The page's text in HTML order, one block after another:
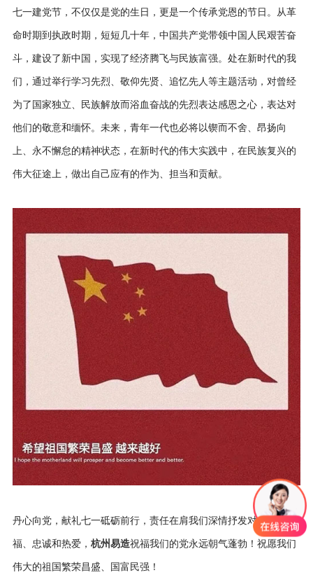
七一建党节，不仅仅是党的生日，更是一个传承党恩的节日。从革
命时期到执政时期，短短几十年，中国共产党带领中国人民艰苦奋
斗，建设了新中国，实现了经济腾飞与民族富强。处在新时代的我
们，通过举行学习先烈、敬仰先贤、追忆先人等主题活动，对曾经
为了国家独立、民族解放而浴血奋战的先烈表达感恩之心，表达对
他们的敬意和缅怀。未来，青年一代也必将以锲而不舍、昂扬向
上、永不懈怠的精神状态，在新时代的伟大实践中，在民族复兴的
伟大征途上，做出自己应有的作为、担当和贡献。
丹心向党，献礼七一砥砺前行，责任在肩我们深情抒发对党的祝
福、忠诚和热爱， 杭州易造祝福我们的党永远朝气蓬勃！祝愿我们
伟大的祖国繁荣昌盛、国富民强！